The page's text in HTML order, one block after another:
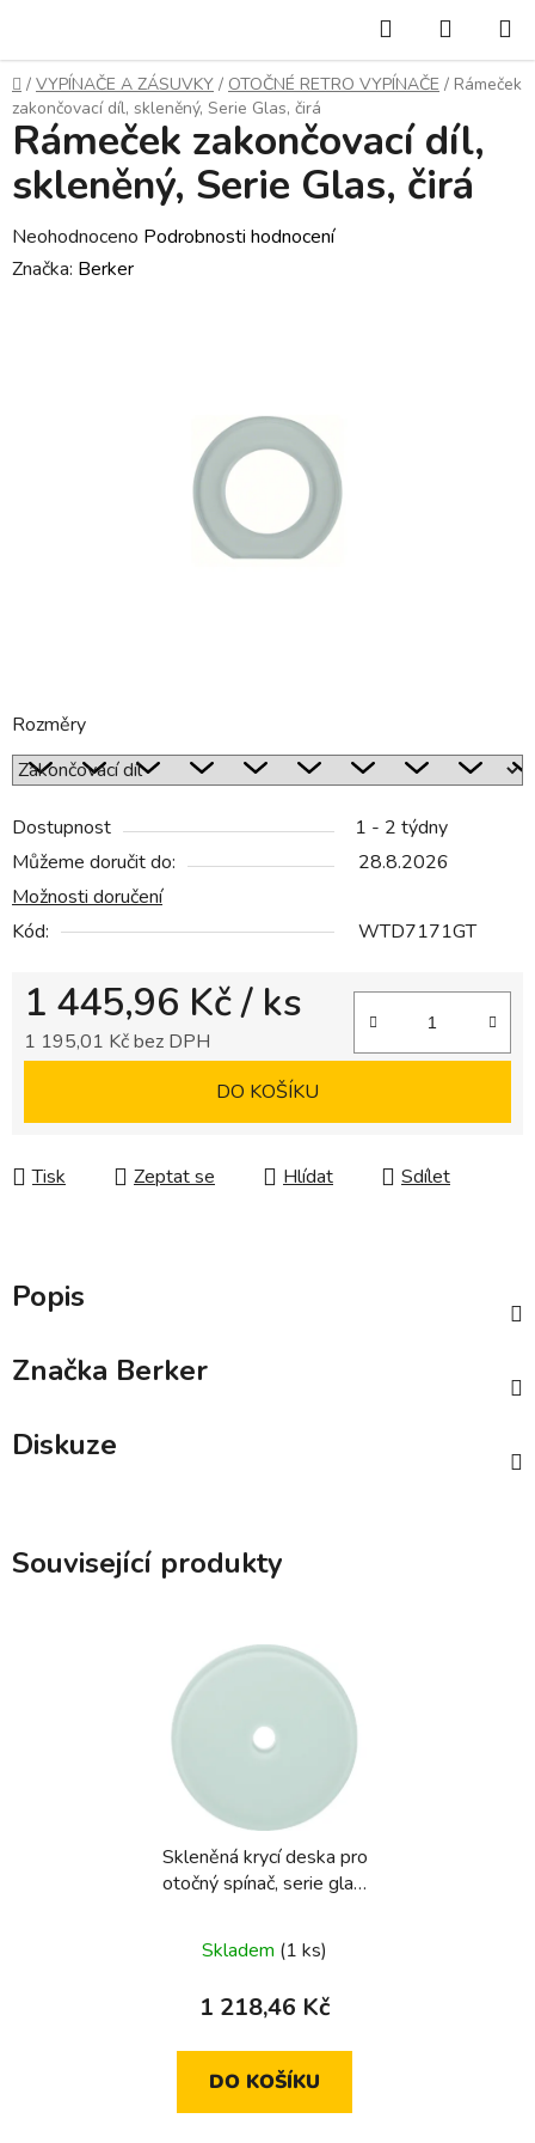
obsah
Hledat
KOŠÍK
Domů
/ VYPÍNAČE A ZÁSUVKY / OTOČNÉ RETRO VYPÍNAČE / Rámeček
zakončovací díl, skleněný, Serie Glas, čirá
Rozměry
Dostupnost
1 - 2 týdny
Můžeme doručit do:
28.8.2026
Možnosti doručení
Kód:
WTD7171GT
1 445,96 Kč/ ks
1 195,01 Kč bez DPH
DO KOŠÍKU
Tisk Zeptat se Hlídat Sdílet
Rámeček zakončovací díl,
skleněný, Serie Glas, čirá
Průměrné
hodnocení
Neohodnoceno Podrobnosti hodnocení
Značka: Berker
Popis
Značka Berker
Diskuze
Související produkty
Skleněná krycí deska pro
otočný spínač, serie glas,
Skladem (1 ks)
1 218,46 Kč
DO KOŠÍKU